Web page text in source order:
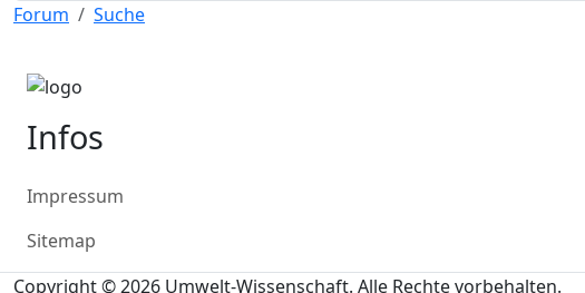
Forum
Suche
Infos
Impressum
Sitemap
Copyright © 2026 Umwelt-Wissenschaft. Alle Rechte vorbehalten.